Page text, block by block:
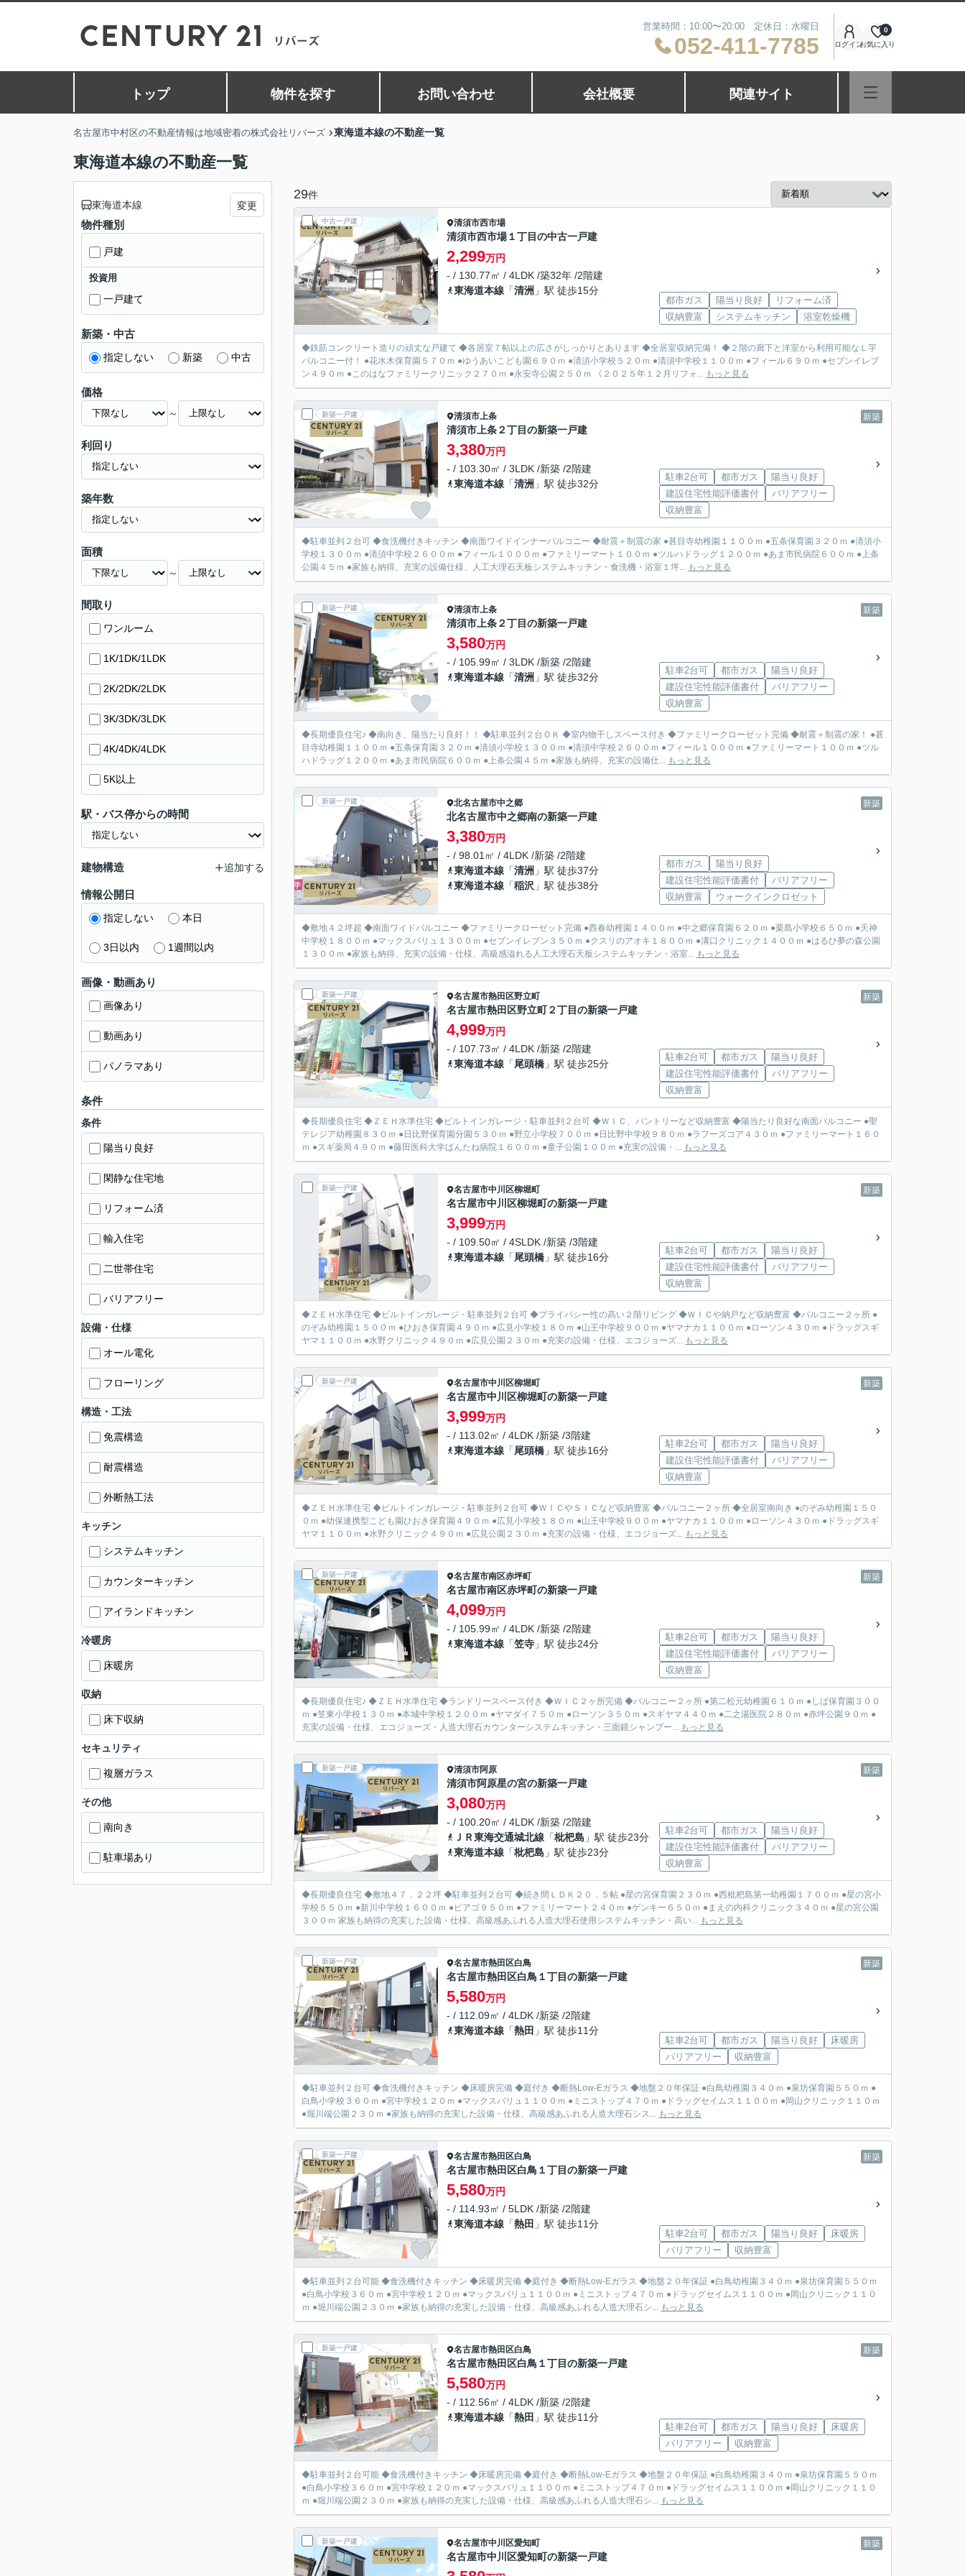
営業時間：10:00〜20:00 定休日：水曜日
052-411-7785 ログインお気に入り
0
トップ 物件を探す お問い合わせ 会社概要 関連サイト
名古屋市中村区の不動産情報は地域密着の株式会社リバーズ 東海道本線の不動産一覧
東海道本線の不動産一覧
29件
中古一戸建 清須市西市場
清須市西市場１丁目の中古一戸建
2,299万円
- / 130.77㎡ / 4LDK /築32年 /2階建
東海道本線 「清洲 」駅 徒歩15分
都市ガス 陽当り良好
リフォーム済
収納豊富
システムキッチン 浴室乾燥機
◆鉄筋コンクリート造りの頑丈な戸建て ◆各居室７帖以上の広さがしっかりとあります ◆全居室収納完備！ ◆２階の廊下と洋室から利用可能なＬ字
バルコニー付！ ●花水木保育園５７０ｍ ●ゆうあいこども園６９０ｍ ●清須小学校５２０ｍ ●清須中学校１１００ｍ ●フィール６９０ｍ ●セブンイレブ
ン４９０ｍ ●このはなファミリークリニック２７０ｍ ●永安寺公園２５０ｍ 《２０２５年１２月リフォ... もっと見る
新築一戸建 新築
清須市上条
清須市上条２丁目の新築一戸建
3,380万円
- / 103.30㎡ / 3LDK /新築 /2階建
東海道本線 「清洲 」駅 徒歩32分
駐車2台可 都市ガス
陽当り良好
建設住宅性能評価書付
バリアフリー
収納豊富
◆駐車並列２台可 ◆食洗機付きキッチン ◆南面ワイドインナーバルコニー ◆耐震＋制震の家 ●甚目寺幼稚園１１００ｍ ●五条保育園３２０ｍ ●清須小
学校１３００ｍ ●清須中学校２６００ｍ ●フィール１０００ｍ ●ファミリーマート１００ｍ ●ツルハドラッグ１２００ｍ ●あま市民病院６００ｍ ●上条
公園４５ｍ ●家族も納得、充実の設備仕様、人工大理石天板システムキッチン・食洗機・浴室１坪... もっと見る
新築一戸建 新築
清須市上条
清須市上条２丁目の新築一戸建
3,580万円
- / 105.99㎡ / 3LDK /新築 /2階建
東海道本線 「清洲 」駅 徒歩32分
駐車2台可 都市ガス
陽当り良好
建設住宅性能評価書付
バリアフリー
収納豊富
◆長期優良住宅♪ ◆南向き、陽当たり良好！！ ◆駐車並列２台ＯＫ ◆室内物干しスペース付き ◆ファミリークローゼット完備 ◆耐震＋制震の家！ ●甚
目寺幼稚園１１００ｍ ●五条保育園３２０ｍ ●清須小学校１３００ｍ ●清須中学校２６００ｍ ●フィール１０００ｍ ●ファミリーマート１００ｍ ●ツル
ハドラッグ１２００ｍ ●あま市民病院６００ｍ ●上条公園４５ｍ ●家族も納得、充実の設備仕... もっと見る
新築一戸建 新築
北名古屋市中之郷
北名古屋市中之郷南の新築一戸建
3,380万円
- / 98.01㎡ / 4LDK /新築 /2階建
東海道本線 「清洲 」駅 徒歩37分
東海道本線 「稲沢 」駅 徒歩38分
都市ガス
陽当り良好
建設住宅性能評価書付
バリアフリー
収納豊富
ウォークインクロゼット
◆敷地４２坪超 ◆南面ワイドバルコニー ◆ファミリークローゼット完備 ●西春幼稚園１４００ｍ ●中之郷保育園６２０ｍ ●栗島小学校６５０ｍ ●天神
中学校１８００ｍ ●マックスバリュ１３００ｍ ●セブンイレブン３５０ｍ ●クスリのアオキ１８００ｍ ●溝口クリニック１４００ｍ ●はるひ夢の森公園
１３００ｍ ●家族も納得、充実の設備・仕様、高級感溢れる人工大理石天板システムキッチン・浴室... もっと見る
新築一戸建 新築
名古屋市熱田区野立町
名古屋市熱田区野立町２丁目の新築一戸建
4,999万円
- / 107.73㎡ / 4LDK /新築 /2階建
東海道本線 「尾頭橋 」駅 徒歩25分
駐車2台可 都市ガス
陽当り良好
建設住宅性能評価書付
バリアフリー
収納豊富
◆長期優良住宅 ◆ＺＥＨ水準住宅 ◆ビルトインガレージ・駐車並列２台可 ◆ＷＩＣ、パントリーなど収納豊富 ◆陽当たり良好な南面バルコニー ●聖
テレジア幼稚園８３０ｍ ●日比野保育園分園５３０ｍ ●野立小学校７００ｍ ●日比野中学校９８０ｍ ●ラフーズコア４３０ｍ ●ファミリーマート１６０
ｍ ●スギ薬局４９０ｍ ●藤田医科大学ばんたね病院１６００ｍ ●童子公園１００ｍ ●充実の設備・... もっと見る
新築一戸建 新築
名古屋市中川区柳堀町
名古屋市中川区柳堀町の新築一戸建
3,999万円
- / 109.50㎡ / 4SLDK /新築 /3階建
東海道本線 「尾頭橋 」駅 徒歩16分
駐車2台可 都市ガス
陽当り良好
建設住宅性能評価書付
バリアフリー
収納豊富
◆ＺＥＨ水準住宅 ◆ビルトインガレージ・駐車並列２台可 ◆プライバシー性の高い２階リビング ◆ＷＩＣや納戸など収納豊富 ◆バルコニー２ヶ所 ●
のぞみ幼稚園１５００ｍ ●ひおき保育園４９０ｍ ●広見小学校１８０ｍ ●山王中学校９００ｍ ●ヤマナカ１１００ｍ ●ローソン４３０ｍ ●ドラッグスギ
ヤマ１１００ｍ ●水野クリニック４９０ｍ ●広見公園２３０ｍ ●充実の設備・仕様、エコジョーズ... もっと見る
新築一戸建 新築
名古屋市中川区柳堀町
名古屋市中川区柳堀町の新築一戸建
3,999万円
- / 113.02㎡ / 4LDK /新築 /3階建
東海道本線 「尾頭橋 」駅 徒歩16分
駐車2台可 都市ガス
陽当り良好
建設住宅性能評価書付
バリアフリー
収納豊富
◆ＺＥＨ水準住宅 ◆ビルトインガレージ・駐車並列２台可 ◆ＷＩＣやＳＩＣなど収納豊富 ◆バルコニー２ヶ所 ◆全居室南向き ●のぞみ幼稚園１５０
０ｍ ●幼保連携型こども園ひおき保育園４９０ｍ ●広見小学校１８０ｍ ●山王中学校９００ｍ ●ヤマナカ１１００ｍ ●ローソン４３０ｍ ●ドラッグスギ
ヤマ１１００ｍ ●水野クリニック４９０ｍ ●広見公園２３０ｍ ●充実の設備・仕様、エコジョーズ... もっと見る
新築一戸建 新築
名古屋市南区赤坪町
名古屋市南区赤坪町の新築一戸建
4,099万円
- / 105.99㎡ / 4LDK /新築 /2階建
東海道本線 「笠寺 」駅 徒歩24分
駐車2台可 都市ガス
陽当り良好
建設住宅性能評価書付
バリアフリー
収納豊富
◆長期優良住宅♪ ◆ＺＥＨ水準住宅 ◆ランドリースペース付き ◆ＷＩＣ２ヶ所完備 ◆バルコニー２ヶ所 ●第二松元幼稚園６１０ｍ ●しば保育園３００
ｍ ●笠東小学校１３０ｍ ●本城中学校１２００ｍ ●ヤマダイ７５０ｍ ●ローソン３５０ｍ ●スギヤマ４４０ｍ ●二之湯医院２８０ｍ ●赤坪公園９０ｍ ●
充実の設備・仕様、エコジョーズ・人造大理石カウンターシステムキッチン・三面鏡シャンプー... もっと見る
新築一戸建 新築
清須市阿原
清須市阿原星の宮の新築一戸建
3,080万円
- / 100.20㎡ / 4LDK /新築 /2階建
ＪＲ東海交通城北線 「枇杷島 」駅 徒歩23分
東海道本線 「枇杷島 」駅 徒歩23分
駐車2台可 都市ガス
陽当り良好
建設住宅性能評価書付
バリアフリー
収納豊富
◆長期優良住宅 ◆敷地４７．２２坪 ◆駐車並列２台可 ◆続き間ＬＤＫ２０．５帖 ●星の宮保育園２３０ｍ ●西枇杷島第一幼稚園１７００ｍ ●星の宮小
学校５５０ｍ ●新川中学校１６００ｍ ●ピアゴ９５０ｍ ●ファミリーマート２４０ｍ ●ゲンキー６５０ｍ ●まえの内科クリニック３４０ｍ ●星の宮公園
３００ｍ 家族も納得の充実した設備・仕様、高級感あふれる人造大理石使用システムキッチン・高い... もっと見る
新築一戸建 新築
名古屋市熱田区白鳥
名古屋市熱田区白鳥１丁目の新築一戸建
5,580万円
- / 112.09㎡ / 4LDK /新築 /2階建
東海道本線 「熱田 」駅 徒歩11分
駐車2台可 都市ガス 陽当り良好
床暖房
バリアフリー
収納豊富
◆駐車並列２台可 ◆食洗機付きキッチン ◆床暖房完備 ◆庭付き ◆断熱Low-Eガラス ◆地盤２０年保証 ●白鳥幼稚園３４０ｍ ●泉坊保育園５５０ｍ ●
白鳥小学校３６０ｍ ●宮中学校１２０ｍ ●マックスバリュ１１００ｍ ●ミニストップ４７０ｍ ●ドラッグセイムス１１００ｍ ●岡山クリニック１１０ｍ
●堀川端公園２３０ｍ ●家族も納得の充実した設備・仕様、高級感あふれる人造大理石シス... もっと見る
新築一戸建 新築
名古屋市熱田区白鳥
名古屋市熱田区白鳥１丁目の新築一戸建
5,580万円
- / 114.93㎡ / 5LDK /新築 /2階建
東海道本線 「熱田 」駅 徒歩11分
駐車2台可 都市ガス 陽当り良好
床暖房
バリアフリー
収納豊富
◆駐車並列２台可能 ◆食洗機付きキッチン ◆床暖房完備 ◆庭付き ◆断熱Low-Eガラス ◆地盤２０年保証 ●白鳥幼稚園３４０ｍ ●泉坊保育園５５０ｍ
●白鳥小学校３６０ｍ ●宮中学校１２０ｍ ●マックスバリュ１１００ｍ ●ミニストップ４７０ｍ ●ドラッグセイムス１１００ｍ ●岡山クリニック１１０
ｍ ●堀川端公園２３０ｍ ●家族も納得の充実した設備・仕様、高級感あふれる人造大理石シ... もっと見る
新築一戸建 新築
名古屋市熱田区白鳥
名古屋市熱田区白鳥１丁目の新築一戸建
5,580万円
- / 112.56㎡ / 4LDK /新築 /2階建
東海道本線 「熱田 」駅 徒歩11分
駐車2台可 都市ガス 陽当り良好
床暖房
バリアフリー
収納豊富
◆駐車並列２台可能 ◆食洗機付きキッチン ◆床暖房完備 ◆庭付き ◆断熱Low-Eガラス ◆地盤２０年保証 ●白鳥幼稚園３４０ｍ ●泉坊保育園５５０ｍ
●白鳥小学校３６０ｍ ●宮中学校１２０ｍ ●マックスバリュ１１００ｍ ●ミニストップ４７０ｍ ●ドラッグセイムス１１００ｍ ●岡山クリニック１１０
ｍ ●堀川端公園２３０ｍ ●家族も納得の充実した設備・仕様、高級感あふれる人造大理石シ... もっと見る
新築一戸建 新築
名古屋市中川区愛知町
名古屋市中川区愛知町の新築一戸建
東海道本線 変更
物件種別
戸建
投資用
一戸建て
新築・中古
指定しない 新築 中古
価格
～
利回り
築年数
面積
～
間取り
ワンルーム
1K/1DK/1LDK
2K/2DK/2LDK
3K/3DK/3LDK
4K/4DK/4LDK
5K以上
駅・バス停からの時間
建物構造 追加する
情報公開日
指定しない 本日
3日以内 1週間以内
画像・動画あり
画像あり
動画あり
パノラマあり
条件
条件
陽当り良好
閑静な住宅地
リフォーム済
輸入住宅
二世帯住宅
バリアフリー
設備・仕様
オール電化
フローリング
構造・工法
免震構造
耐震構造
外断熱工法
キッチン
システムキッチン
カウンターキッチン
アイランドキッチン
冷暖房
床暖房
収納
床下収納
セキュリティ
複層ガラス
その他
南向き
駐車場あり